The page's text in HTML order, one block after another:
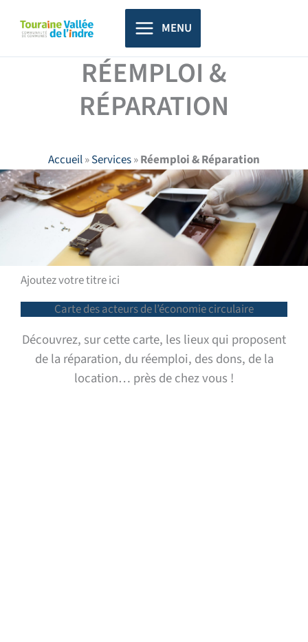
principal
MENU
RÉEMPLOI &
RÉPARATION
Accueil»Services»Réemploi & Réparation
Ajoutez votre titre ici
Carte des acteurs de l’économie circulaire
Découvrez, sur cette carte, les lieux qui proposent
de la réparation, du réemploi, des dons, de la
location… près de chez vous !